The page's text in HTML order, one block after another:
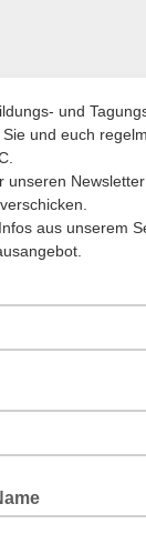
und
und euch
unseren
aus unserem